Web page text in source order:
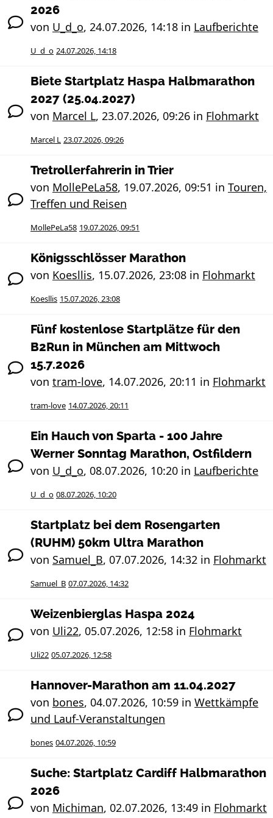
2026
von U_d_o, 24.07.2026, 14:18 in Laufberichte
U_d_o 24.07.2026, 14:18
Biete Startplatz Haspa Halbmarathon
2027 (25.04.2027)
von Marcel L, 23.07.2026, 09:26 in Flohmarkt
Marcel L 23.07.2026, 09:26
Tretrollerfahrerin in Trier
von MollePeLa58, 19.07.2026, 09:51 in Touren,
Treffen und Reisen
MollePeLa58 19.07.2026, 09:51
Königsschlösser Marathon
von Koesllis, 15.07.2026, 23:08 in Flohmarkt
Koesllis 15.07.2026, 23:08
Fünf kostenlose Startplätze für den
B2Run in München am Mittwoch
15.7.2026
von tram-love, 14.07.2026, 20:11 in Flohmarkt
tram-love 14.07.2026, 20:11
Ein Hauch von Sparta - 100 Jahre
Werner Sonntag Marathon, Ostfildern
von U_d_o, 08.07.2026, 10:20 in Laufberichte
U_d_o 08.07.2026, 10:20
Startplatz bei dem Rosengarten
(RUHM) 50km Ultra Marathon
von Samuel_B, 07.07.2026, 14:32 in Flohmarkt
Samuel_B 07.07.2026, 14:32
Weizenbierglas Haspa 2024
von Uli22, 05.07.2026, 12:58 in Flohmarkt
Uli22 05.07.2026, 12:58
Hannover-Marathon am 11.04.2027
von bones, 04.07.2026, 10:59 in Wettkämpfe
und Lauf-Veranstaltungen
bones 04.07.2026, 10:59
Suche: Startplatz Cardiff Halbmarathon
2026
von Michiman, 02.07.2026, 13:49 in Flohmarkt